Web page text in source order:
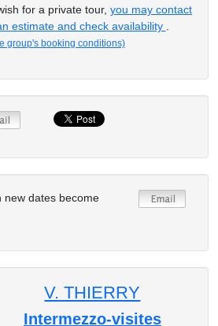
for a private tour, you may contact
estimate and check availability
group's booking conditions)
new dates become
V. THIERRY
Intermezzo-visites